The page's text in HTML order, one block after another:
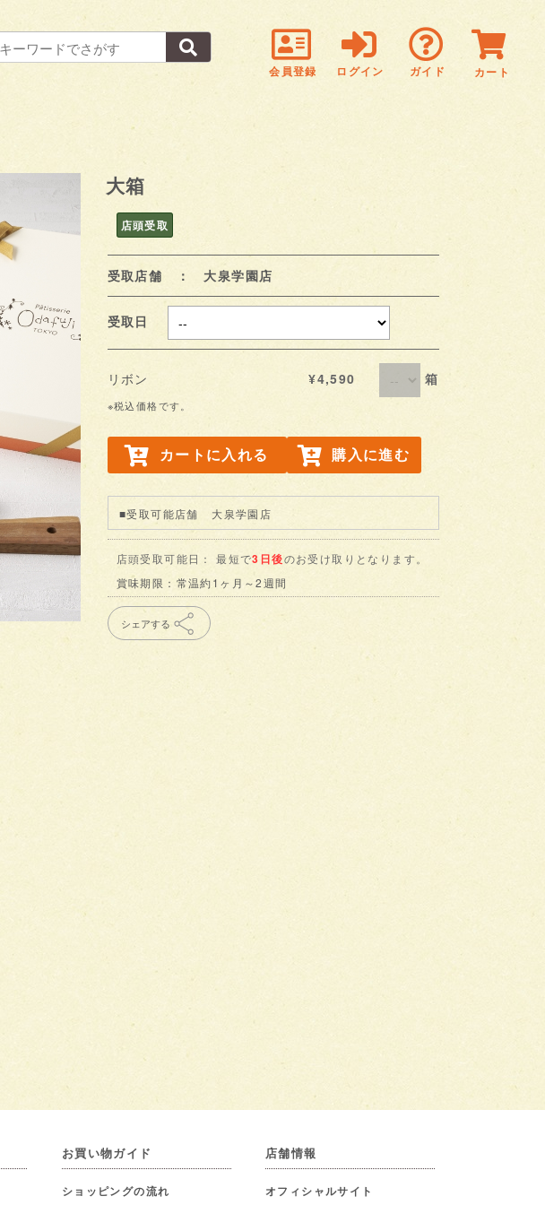
会員登録 ログイン ガイド カート
大箱
店頭受取
受取店舗 ： 大泉学園店
受取日
リボン ¥4,590 箱
※税込価格です。
カートに入れる 購入に進む
■受取可能店舗 大泉学園店
店頭受取可能日： 最短で3日後のお受け取りとなります。
賞味期限：常温約1ヶ月～2週間
シェアする
お買い物ガイド
ショッピングの流れ
店舗情報
オフィシャルサイト